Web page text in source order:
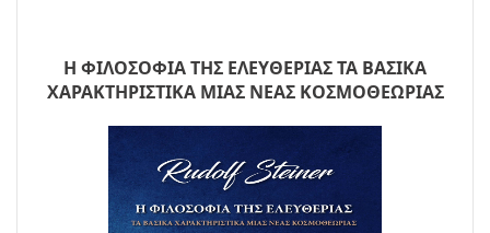
Η ΦΙΛΟΣΟΦΙΑ ΤΗΣ ΕΛΕΥΘΕΡΙΑΣ ΤΑ ΒΑΣΙΚΑ
ΧΑΡΑΚΤΗΡΙΣΤΙΚΑ ΜΙΑΣ ΝΕΑΣ ΚΟΣΜΟΘΕΩΡΙΑΣ